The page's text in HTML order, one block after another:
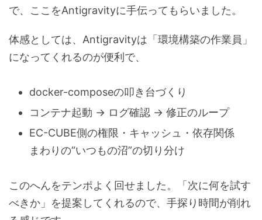
で、ここをAntigravityに手伝ってもらいました。
体感としては、Antigravityは「環境構築の作業員」
になってくれるのが便利で、
docker-composeの叩き台づくり
コンテナ起動 → ログ確認 → 修正のループ
EC-CUBE側の権限・キャッシュ・依存関係
まわりの“いつもの沼”の切り分け
このへんをテンポよく回せました。「次に何を試す
べきか」を提案してくれるので、手探り時間が削れ